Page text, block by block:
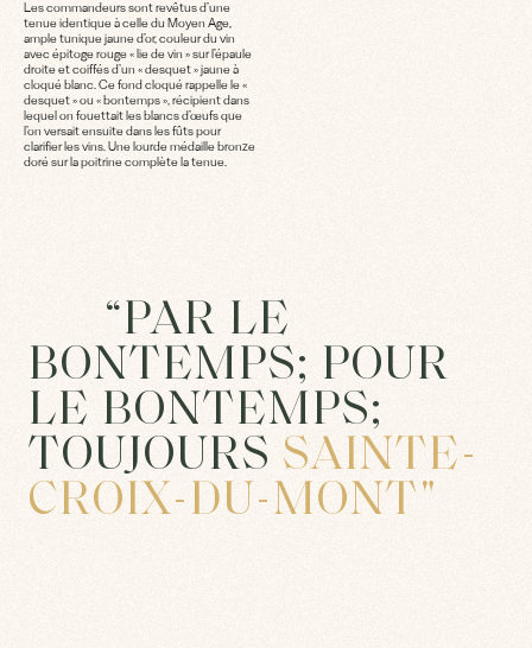
Les commandeurs sont revêtus d’une
tenue identique à celle du Moyen Age,
ample tunique jaune d’or, couleur du vin
avec épitoge rouge « lie de vin » sur l’épaule
droite et coiffés d’un « desquet » jaune à
cloqué blanc. Ce fond cloqué rappelle le «
desquet » ou « bontemps », récipient dans
lequel on fouettait les blancs d’œufs que
l’on versait ensuite dans les fûts pour
clarifier les vins. Une lourde médaille bronze
doré sur la poitrine complète la tenue.
“PAR LE
BONTEMPS; POUR
LE BONTEMPS;
TOUJOURS SAINTE-
CROIX-DU-MONT"